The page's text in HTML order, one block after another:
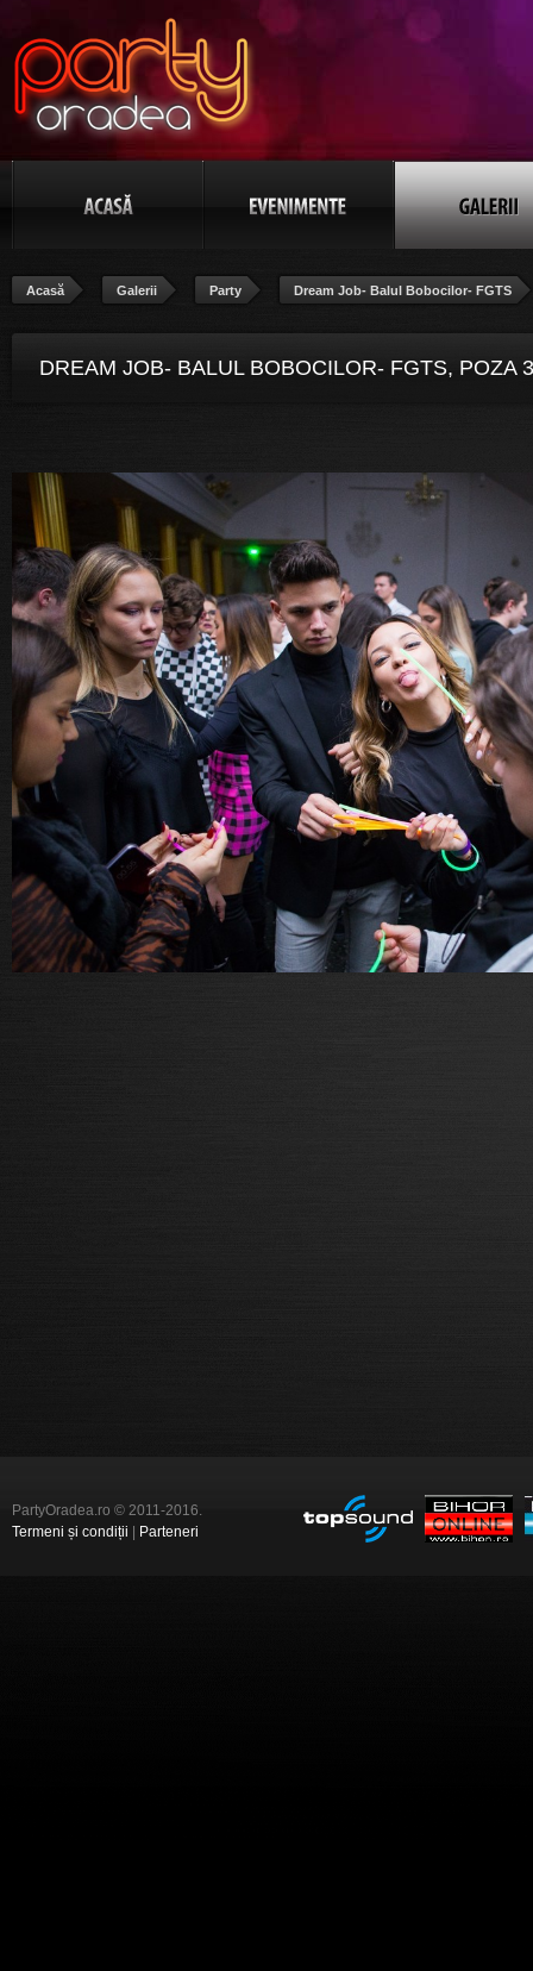
Acasă Galerii Party Dream Job- Balul Bobocilor- FGTS
DREAM JOB- BALUL BOBOCILOR- FGTS, POZA
PartyOradea.ro © 2011-2016.
Termeni și condiții
Parteneri